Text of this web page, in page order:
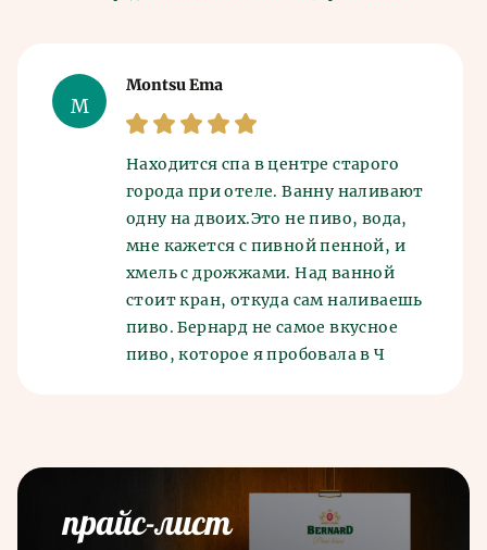
Montsu Ema
Находится спа в центре старого
города при отеле. Ванну наливают
одну на двоих.Это не пиво, вода,
мне кажется с пивной пенной, и
хмель с дрожжами. Над ванной
стоит кран, откуда сам наливаешь
пиво. Бернард не самое вкусное
пиво, которое я пробовала в Ч
M
прайс-лист